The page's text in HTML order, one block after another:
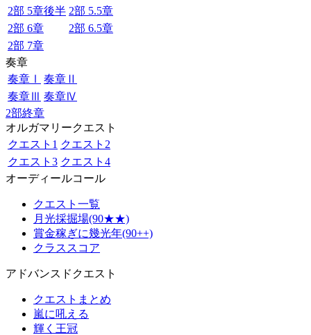
2部 5章後半 2部 5.5章
2部 6章
2部 6.5章
2部 7章
奏章
奏章Ⅰ
奏章Ⅱ
奏章Ⅲ 奏章Ⅳ
2部終章
オルガマリークエスト
クエスト1 クエスト2
クエスト3 クエスト4
オーディールコール
クエスト一覧
月光採掘場(90★★)
賞金稼ぎに幾光年(90++)
クラススコア
アドバンスドクエスト
クエストまとめ
嵐に吼える
輝く王冠